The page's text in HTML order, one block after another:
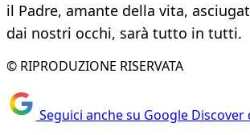
il Padre, amante della vita,
dai nostri occhi, sarà tutto in tutti.
© RIPRODUZIONE RISERVATA
Seguici anche su Google Discover